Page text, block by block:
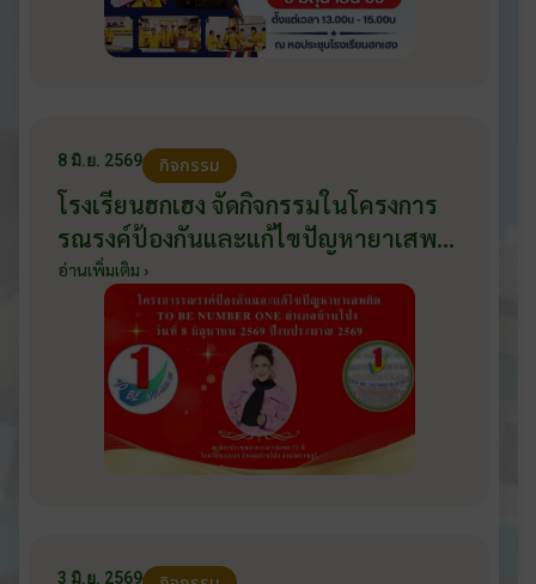
8 มิ.ย. 2569 กิจกรรม
โรงเรียนฮกเฮง จัดกิจกรรมในโครงการ
รณรงค์ป้องกันและแก้ไขปัญหายาเสพ
ติด TO BE NUMBER ONE อำเภอ
บ้านโป่ง ปีงบประมาณ 2569 ให้กับ
นักเรียนแกนนำ ในวันที่ 8 มิถุนายน
2569
อ่านเพิ่มเติม ›
3 มิ.ย. 2569